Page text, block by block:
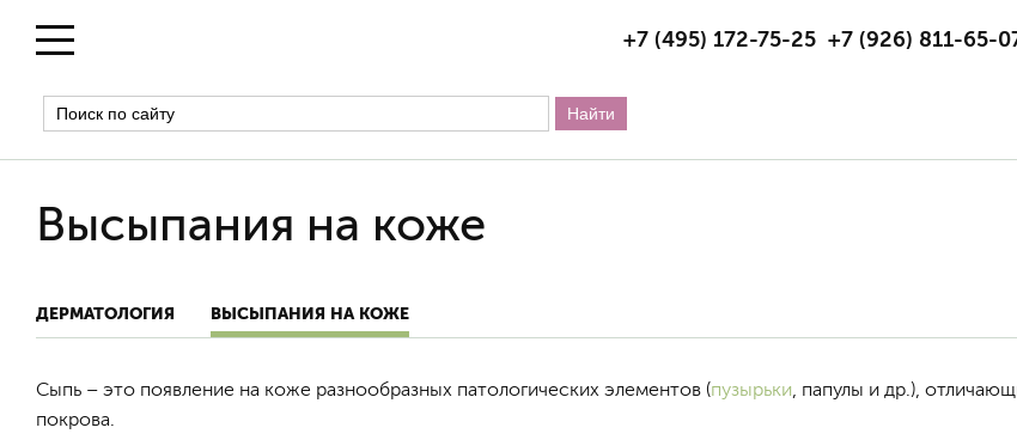
+7 (495) 172-75-25 +7 (926) 811-65-
Высыпания на коже
ДЕРМАТОЛОГИЯ ВЫСЫПАНИЯ НА КОЖЕ
Сыпь – это появление на коже разнообразных патологических элементов (пузырьки , папулы и др.),
покрова.